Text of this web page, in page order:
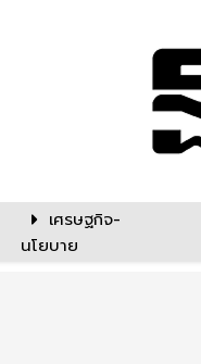
เศรษฐกิจ-
นโยบาย